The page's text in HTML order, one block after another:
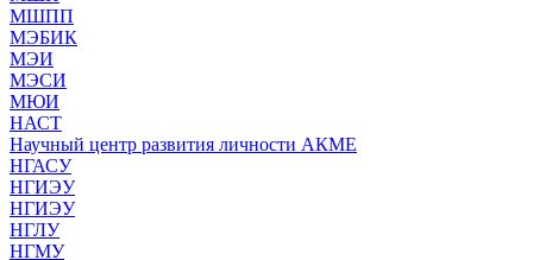
МШПП
МЭБИК
МЭИ
МЭСИ
МЮИ
НАСТ
Научный центр развития личности АКМЕ
НГАСУ
НГИЭУ
НГИЭУ
НГЛУ
НГМУ